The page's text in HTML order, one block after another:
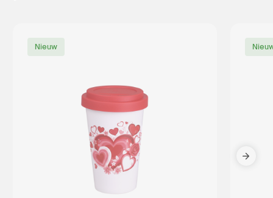
Nieuw